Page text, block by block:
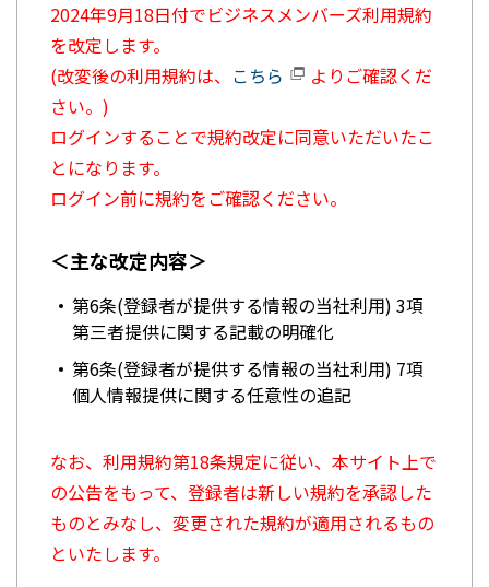
2024年9月18日付でビジネスメンバーズ利用規約
を改定します。
(改変後の利用規約は、 こちら
よりご確認くだ
さい。)
ログインすることで規約改定に同意いただいたこ
とになります。
ログイン前に規約をご確認ください。
＜主な改定内容＞
第6条(登録者が提供する情報の当社利用) 3項
第三者提供に関する記載の明確化
第6条(登録者が提供する情報の当社利用) 7項
個人情報提供に関する任意性の追記
なお、利用規約第18条規定に従い、本サイト上で
の公告をもって、登録者は新しい規約を承認した
ものとみなし、変更された規約が適用されるもの
といたします。